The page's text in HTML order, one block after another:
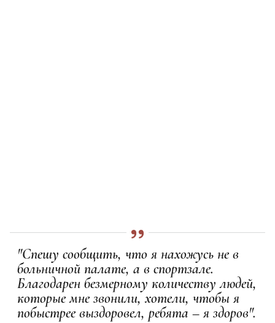
"Спешу сообщить, что я нахожусь не в
больничной палате, а в спортзале.
Благодарен безмерному количеству людей,
которые мне звонили, хотели, чтобы я
побыстрее выздоровел, ребята – я здоров".